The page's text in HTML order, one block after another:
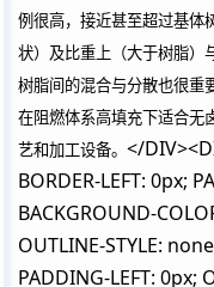
例很高，接近甚至超过基体
状）及比重上（大于树脂）
树脂间的混合与分散也很重
在阻燃体系高填充下适合无
艺和加工设备。 </
BORDER-LEFT: 0px;
BACKGROUND-
OUTLINE-STYLE:
PADDING-LEFT: 0px;